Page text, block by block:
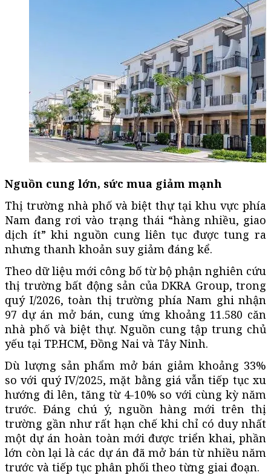
Nguồn cung lớn, sức mua giảm mạnh
Thị trường nhà phố và biệt thự tại khu vực phía
Nam đang rơi vào trạng thái “hàng nhiều, giao
dịch ít” khi nguồn cung liên tục được tung ra
nhưng thanh khoản suy giảm đáng kể.
Theo dữ liệu mới công bố từ bộ phận nghiên cứu
thị trường bất động sản của DKRA Group, trong
quý I/2026, toàn thị trường phía Nam ghi nhận
97 dự án mở bán, cung ứng khoảng 11.580 căn
nhà phố và biệt thự. Nguồn cung tập trung chủ
yếu tại TP.HCM, Đồng Nai và Tây Ninh.
Dù lượng sản phẩm mở bán giảm khoảng 33%
so với quý IV/2025, mặt bằng giá vẫn tiếp tục xu
hướng đi lên, tăng từ 4-10% so với cùng kỳ năm
trước. Đáng chú ý, nguồn hàng mới trên thị
trường gần như rất hạn chế khi chỉ có duy nhất
một dự án hoàn toàn mới được triển khai, phần
lớn còn lại là các dự án đã mở bán từ nhiều năm
trước và tiếp tục phân phối theo từng giai đoạn.